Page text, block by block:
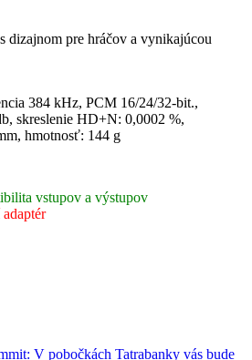
dizajnom pre hráčov a vynikajúcou
384 kHz, PCM 16/24/32-bit.,
skreslenie HD+N: 0,0002 %,
hmotnosť: 144 g
vstupov a výstupov
V pobočkách Tatrabanky vás bude